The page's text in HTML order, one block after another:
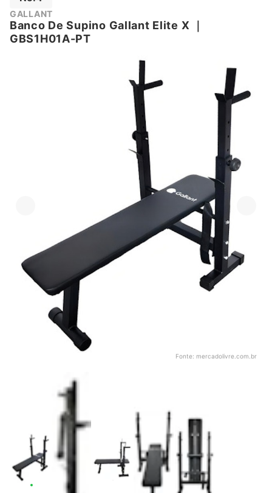
GALLANT
Banco De Supino Gallant Elite X
GBS1H01A-PT
Fonte: mercadolivre.com.br